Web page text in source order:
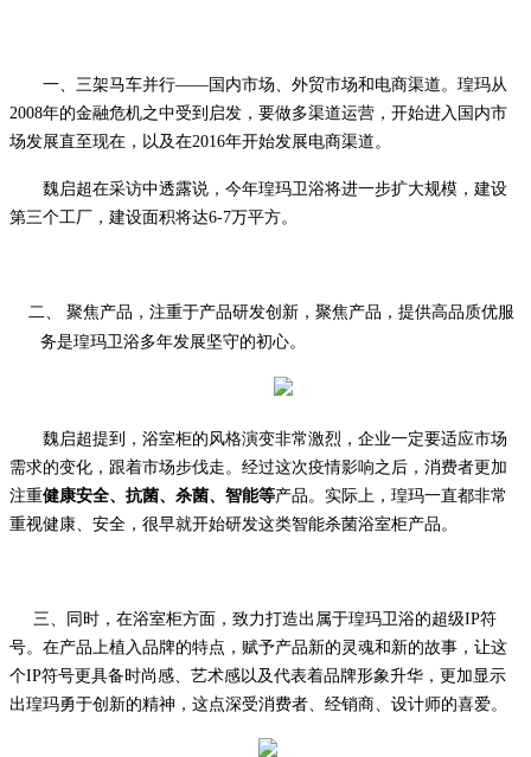
一、三架马车并行——国内市场、外贸市场和电商渠道。瑝玛从
2008年的金融危机之中受到启发，要做多渠道运营，开始进入国内市
场发展直至现在，以及在2016年开始发展电商渠道。
魏启超在采访中透露说，今年瑝玛卫浴将进一步扩大规模，建设
第三个工厂，建设面积将达6-7万平方。
二、 聚焦产品， 注重于产品研发创新， 聚焦产品，提供高品质优服
务是瑝玛卫浴多年发展坚守的初心。
魏启超提到， 浴室柜的风格演变非常激烈，企业一定要适应市场
需求的变化，跟着市场步伐走。 经过这次疫情影响之后，消费者更加
注重健康安全、抗菌、杀菌、智能等产品。实际上，瑝玛一直都非常
重视健康、安全，很早就开始研发这类智能杀菌浴室柜产品。
三、同时，在浴室柜方面，致力打造出属于瑝玛卫浴的超级IP符
号。在产品上植入品牌的特点，赋予产品新的灵魂和新的故事，让这
个IP符号更具备时尚感、艺术感以及代表着品牌形象升华，更加显示
出瑝玛勇于创新的精神，这点深受消费者、经销商、设计师的喜爱。